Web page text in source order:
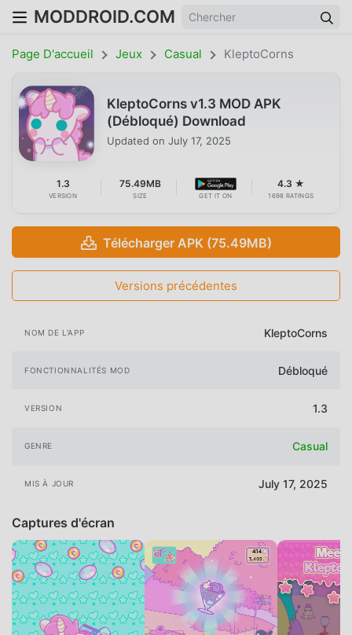
MODDROID.COM
Page D'accueil Jeux Casual KleptoCorns
KleptoCorns v1.3 MOD APK
(Débloqué) Download
Updated on July 17, 2025
1.3
VERSION
75.49MB
SIZE GET IT ON
4.3 ★
1698 RATINGS
Télécharger APK (75.49MB)
Versions précédentes
NOM DE L'APP KleptoCorns
FONCTIONNALITÉS MOD Débloqué
VERSION 1.3
GENRE Casual
MIS À JOUR July 17, 2025
Captures d'écran